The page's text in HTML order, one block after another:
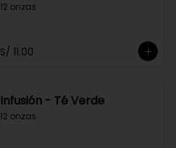
12 onzas
S/ 11.00
Infusión - Té Verde
12 onzas